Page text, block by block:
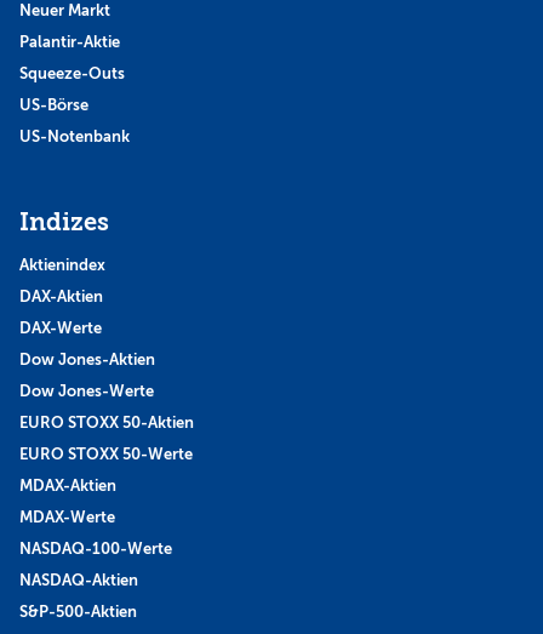
Neuer Markt
Palantir-Aktie
Squeeze-Outs
US-Börse
US-Notenbank
Indizes
Aktienindex
DAX-Aktien
DAX-Werte
Dow Jones-Aktien
Dow Jones-Werte
EURO STOXX 50-Aktien
EURO STOXX 50-Werte
MDAX-Aktien
MDAX-Werte
NASDAQ-100-Werte
NASDAQ-Aktien
S&P-500-Aktien